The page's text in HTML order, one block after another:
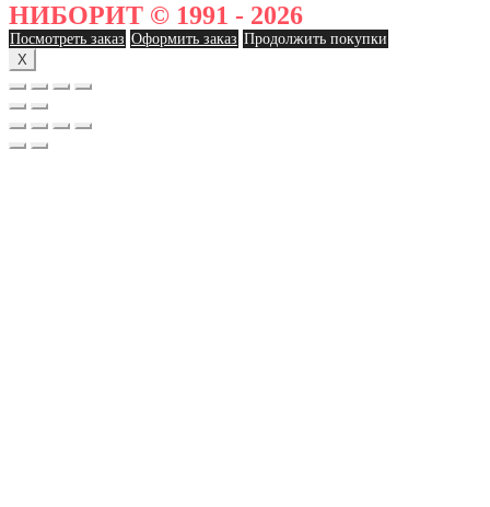
НИБОРИТ © 1991 - 2026
Посмотреть заказ Оформить заказ Продолжить покупки
X